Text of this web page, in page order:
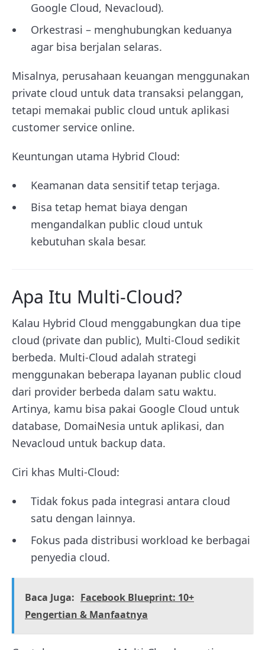
Google Cloud, Nevacloud).
Orkestrasi – menghubungkan keduanya
agar bisa berjalan selaras.
Misalnya, perusahaan keuangan menggunakan
private cloud untuk data transaksi pelanggan,
tetapi memakai public cloud untuk aplikasi
customer service online.
Keuntungan utama Hybrid Cloud:
Keamanan data sensitif tetap terjaga.
Bisa tetap hemat biaya dengan
mengandalkan public cloud untuk
kebutuhan skala besar.
Apa Itu Multi-Cloud?
Kalau Hybrid Cloud menggabungkan dua tipe
cloud (private dan public), Multi-Cloud sedikit
berbeda. Multi-Cloud adalah strategi
menggunakan beberapa layanan public cloud
dari provider berbeda dalam satu waktu.
Artinya, kamu bisa pakai Google Cloud untuk
database, DomaiNesia untuk aplikasi, dan
Nevacloud untuk backup data.
Ciri khas Multi-Cloud:
Tidak fokus pada integrasi antara cloud
satu dengan lainnya.
Fokus pada distribusi workload ke berbagai
penyedia cloud.
Baca Juga: Facebook Blueprint: 10+
Pengertian & Manfaatnya